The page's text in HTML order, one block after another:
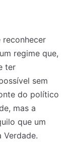
reconhecer
regime que,
ter
sem
do político
mas a
que um
Verdade.